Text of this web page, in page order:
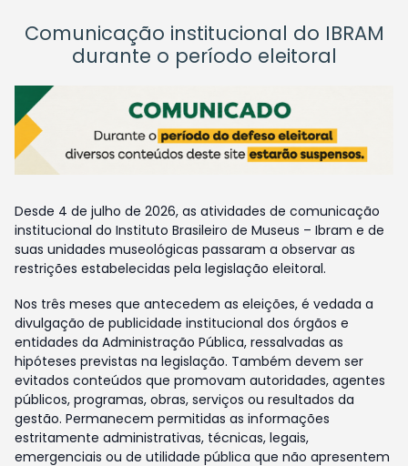
Comunicação institucional do IBRAM
durante o período eleitoral
Desde 4 de julho de 2026, as atividades de comunicação
institucional do Instituto Brasileiro de Museus – Ibram e de
suas unidades museológicas passaram a observar as
restrições estabelecidas pela legislação eleitoral.
Nos três meses que antecedem as eleições, é vedada a
divulgação de publicidade institucional dos órgãos e
entidades da Administração Pública, ressalvadas as
hipóteses previstas na legislação. Também devem ser
evitados conteúdos que promovam autoridades, agentes
públicos, programas, obras, serviços ou resultados da
gestão. Permanecem permitidas as informações
estritamente administrativas, técnicas, legais,
emergenciais ou de utilidade pública que não apresentem